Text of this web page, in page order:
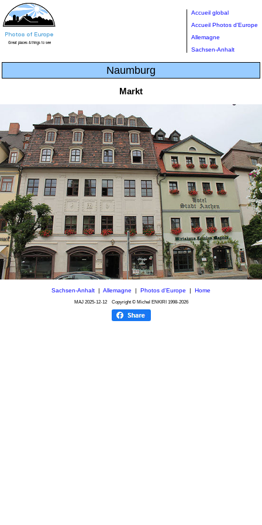
Accueil global
Accueil Photos d'Europe
Allemagne
Sachsen-Anhalt
Naumburg
Markt
Sachsen-Anhalt | Allemagne | Photos d'Europe | Home
MAJ 2025-12-12Copyright © Michel ENKIRI 1998-2026